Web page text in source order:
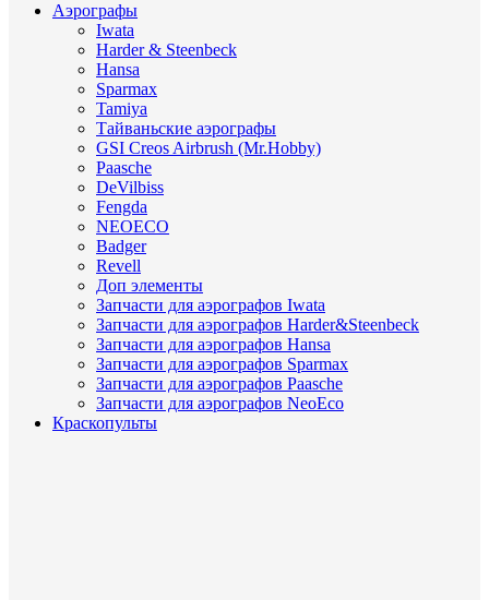
Аэрографы
Iwata
Harder & Steenbeck
Hansa
Sparmax
Tamiya
Тайваньские аэрографы
GSI Creos Airbrush (Mr.Hobby)
Paasche
DeVilbiss
Fengda
NEOECO
Badger
Revell
Доп элементы
Запчасти для аэрографов Iwata
Запчасти для аэрографов Harder&Steenbeck
Запчасти для аэрографов Hansa
Запчасти для аэрографов Sparmax
Запчасти для аэрографов Paasche
Запчасти для аэрографов NeoEco
Краскопульты